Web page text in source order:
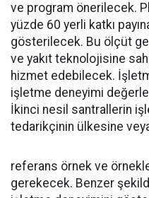
ve program önerilecek.
yüzde 60 yerli katkı
gösterilecek. Bu ölçüt
ve yakıt teknolojisine
hizmet edebilecek.
işletme deneyimi
İkinci nesil santrallerin
tedarikçinin ülkesine
referans örnek ve
gerekecek. Benzer